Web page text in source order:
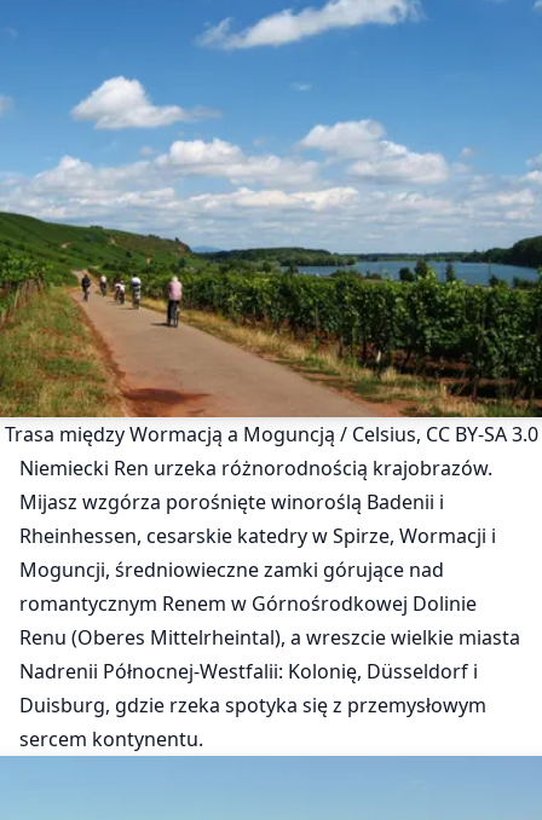
Trasa między Wormacją a Moguncją / Celsius, CC BY-SA 3.0
Niemiecki Ren urzeka różnorodnością krajobrazów.
Mijasz wzgórza porośnięte winoroślą Badenii i
Rheinhessen, cesarskie katedry w Spirze, Wormacji i
Moguncji, średniowieczne zamki górujące nad
romantycznym Renem w Górnośrodkowej Dolinie
Renu (Oberes Mittelrheintal), a wreszcie wielkie miasta
Nadrenii Północnej-Westfalii: Kolonię, Düsseldorf i
Duisburg, gdzie rzeka spotyka się z przemysłowym
sercem kontynentu.